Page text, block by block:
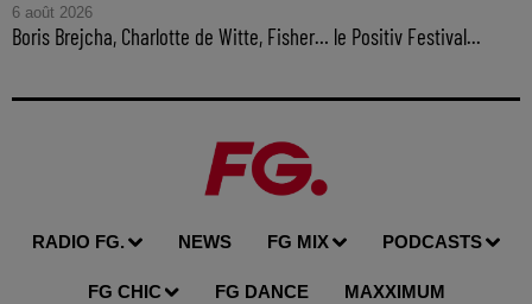
6 août 2026
Boris Brejcha, Charlotte de Witte, Fisher… le Positiv Festival...
RADIO FG. NEWS FG MIX PODCASTS
FG CHIC FG DANCE MAXXIMUM